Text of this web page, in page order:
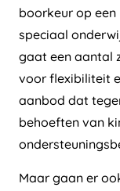
boorkeur op
speciaal
gaat een aantal
voor flexibiliteit
aanbod dat
behoeften van
Maar gaan er